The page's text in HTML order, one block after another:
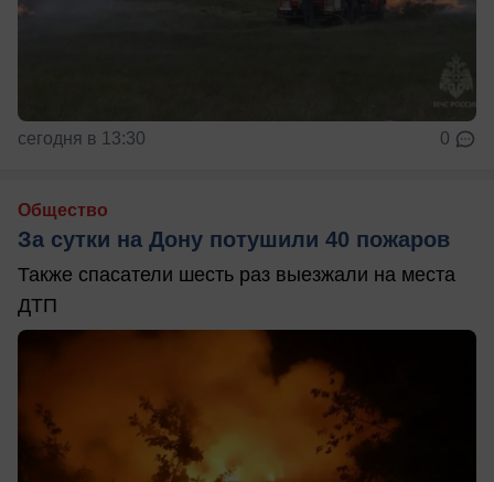
сегодня в 13:30 0
Общество
За сутки на Дону потушили 40 пожаров
Также спасатели шесть раз выезжали на места
ДТП